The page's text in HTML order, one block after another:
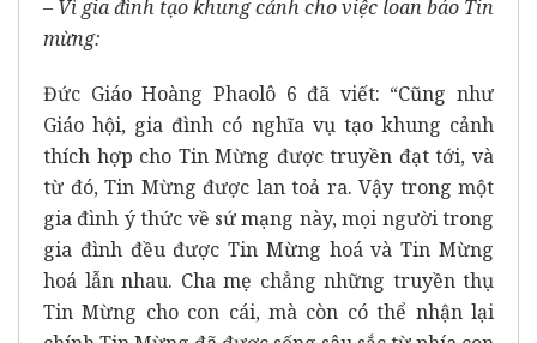
– Vì gia đình tạo khung cảnh cho việc loan báo Tin
mừng:
Đức Giáo Hoàng Phaolô 6 đã viết: “Cũng như
Giáo hội, gia đình có nghĩa vụ tạo khung cảnh
thích hợp cho Tin Mừng được truyền đạt tới, và
từ đó, Tin Mừng được lan toả ra. Vậy trong một
gia đình ý thức về sứ mạng này, mọi người trong
gia đình đều được Tin Mừng hoá và Tin Mừng
hoá lẫn nhau. Cha mẹ chẳng những truyền thụ
Tin Mừng cho con cái, mà còn có thể nhận lại